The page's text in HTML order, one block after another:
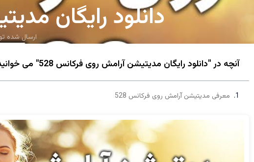
دانلود رایگان
ارسال شده
آنچه در "دانلود رایگان مدیتیشن آرامش روی فرکانس 528" می خوانید
معرفی مدیتیشن آرامش روی فرکانس 528